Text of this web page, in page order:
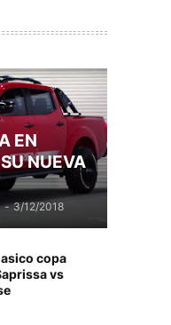
EN
NUEVA
- 3/12/2018
copa
vs